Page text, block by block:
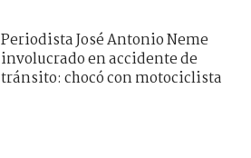
Periodista José Antonio Neme
involucrado en accidente de
tránsito: chocó con motociclista